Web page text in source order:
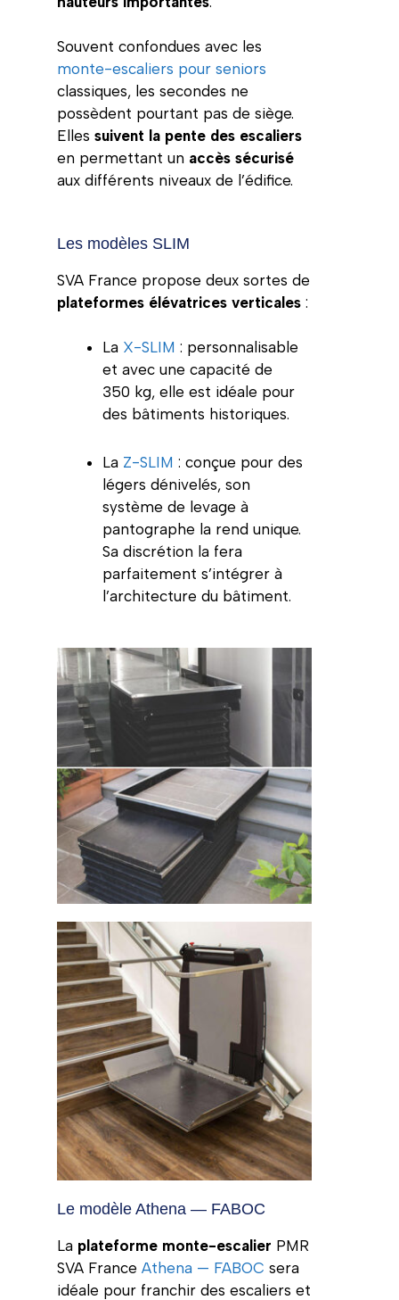
Souvent confondues avec les
monte-escaliers pour seniors
classiques, les secondes ne
possèdent pourtant pas de siège.
Elles suivent la pente des escaliers
en permettant un accès sécurisé
aux différents niveaux de l’édifice.
Les modèles SLIM
SVA France propose deux sortes de
plateformes élévatrices verticales:
La X-SLIM : personnalisable
et avec une capacité de
350 kg, elle est idéale pour
des bâtiments historiques.
La Z-SLIM : conçue pour des
légers dénivelés, son
système de levage à
pantographe la rend unique.
Sa discrétion la fera
parfaitement s’intégrer à
l’architecture du bâtiment.
Le modèle Athena — FABOC
La plateforme monte-escalier PMR
SVA France Athena — FABOC sera
idéale pour franchir des escaliers et